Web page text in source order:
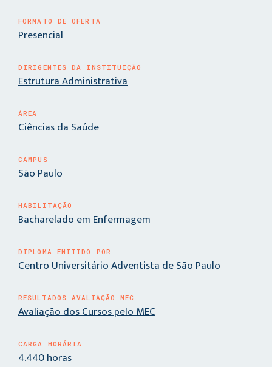
FORMATO DE OFERTA
Presencial
DIRIGENTES DA INSTITUIÇÃO
Estrutura Administrativa
ÁREA
Ciências da Saúde
CAMPUS
São Paulo
HABILITAÇÃO
Bacharelado em Enfermagem
DIPLOMA EMITIDO POR
Centro Universitário Adventista de São Paulo
RESULTADOS AVALIAÇÃO MEC
Avaliação dos Cursos pelo MEC
CARGA HORÁRIA
4.440 horas